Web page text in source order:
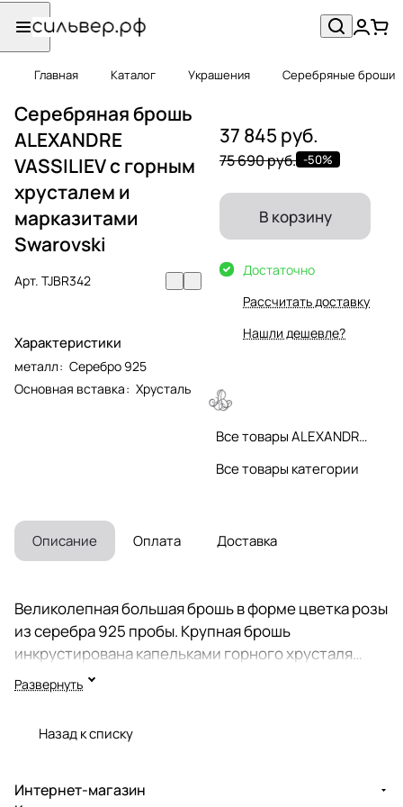
Главная Каталог Украшения Серебряные броши
Серебряная брошь
ALEXANDRE
VASSILIEV с горным
хрусталем и
марказитами
Swarovski
Арт. TJBR342
Характеристики
металл: Серебро 925
Основная вставка: Хрусталь
37 845 руб.
75 690 руб. -50%
В корзину
Достаточно
Рассчитать доставку
Нашли дешевле?
Все товары ALEXANDRE VASSILIEV
Все товары категории
Описание Оплата Доставка
Великолепная большая брошь в форме цветка розы
из серебра 925 пробы. Крупная брошь
инкрустирована капельками горного хрусталя
(Бразилия) и 126-тью сверкающими марказитами
Swarovski. Размер броши 6,2 х 5,7 см. Безопасный и
надежное крепление к одежде и правильное
украшений Вечные ценности историка моды,
Развернуть
Назад к списку
Интернет-магазин